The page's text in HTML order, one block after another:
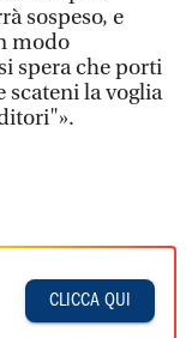
sospeso, e
modo
spera che porti
la voglia
CLICCA QUI